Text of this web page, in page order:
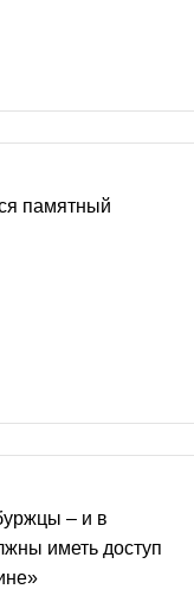
памятный
– и в
иметь доступ